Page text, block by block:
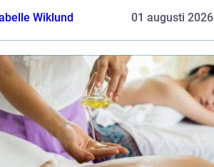
Wiklund 01 augusti 2026